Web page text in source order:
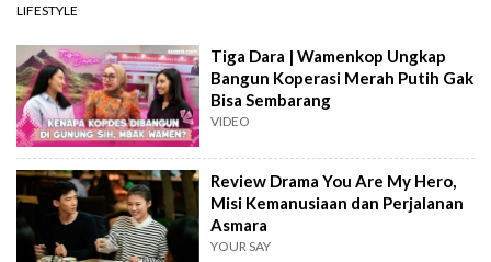
LIFESTYLE
Tiga Dara | Wamenkop Ungkap
Bangun Koperasi Merah Putih Gak
Bisa Sembarang
VIDEO
Review Drama You Are My Hero,
Misi Kemanusiaan dan Perjalanan
Asmara
YOUR SAY